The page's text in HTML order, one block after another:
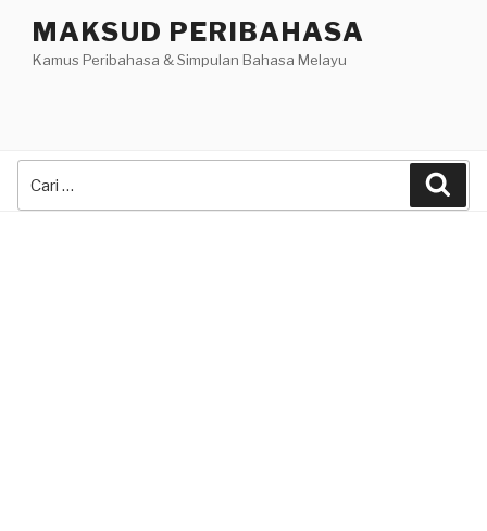
content
MAKSUD PERIBAHASA
Kamus Peribahasa & Simpulan Bahasa Melayu